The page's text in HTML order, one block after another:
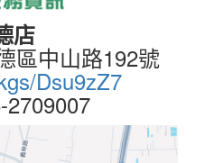
店
區中山路192號
Dsu9zZ7